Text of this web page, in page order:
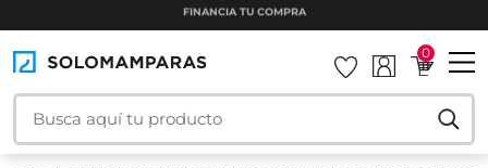
INSTALAMOS TU MAMPARA
0